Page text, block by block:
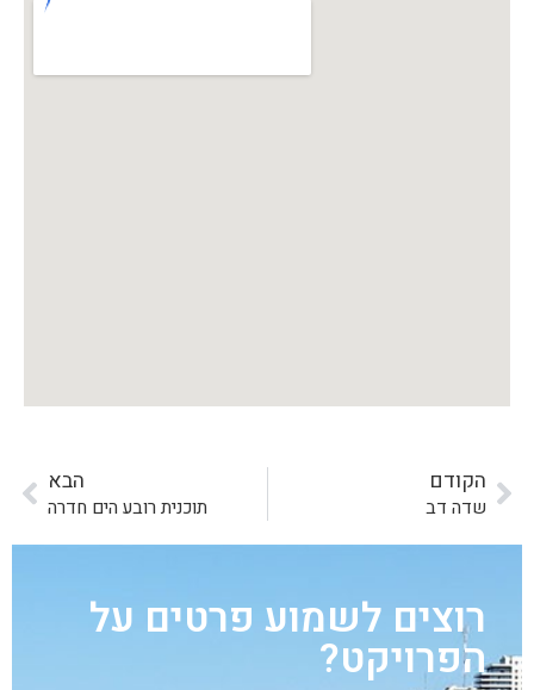
הקודם
שדה דב
הבא
תוכנית רובע הים חדרה
רוצים לשמוע פרטים על
הפרויקט?